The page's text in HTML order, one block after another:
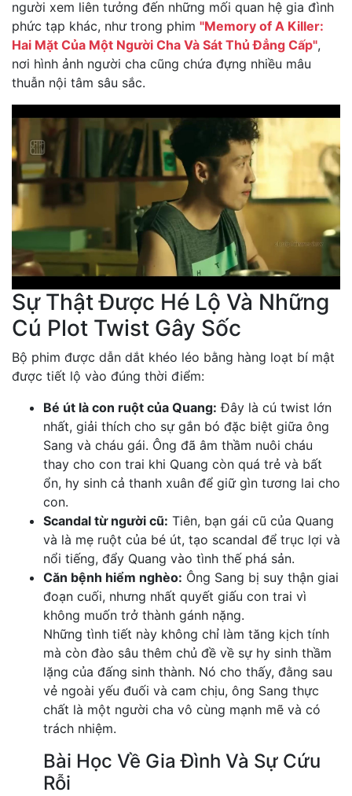
người xem liên tưởng đến những mối quan hệ gia đình
phức tạp khác, như trong phim "Memory of A Killer:
Hai Mặt Của Một Người Cha Và Sát Thủ Đẳng Cấp",
nơi hình ảnh người cha cũng chứa đựng nhiều mâu
thuẫn nội tâm sâu sắc.
Sự Thật Được Hé Lộ Và Những
Cú Plot Twist Gây Sốc
Bộ phim được dẫn dắt khéo léo bằng hàng loạt bí mật
được tiết lộ vào đúng thời điểm:
Bé út là con ruột của Quang: Đây là cú twist lớn
nhất, giải thích cho sự gắn bó đặc biệt giữa ông
Sang và cháu gái. Ông đã âm thầm nuôi cháu
thay cho con trai khi Quang còn quá trẻ và bất
ổn, hy sinh cả thanh xuân để giữ gìn tương lai cho
con.
Scandal từ người cũ: Tiên, bạn gái cũ của Quang
và là mẹ ruột của bé út, tạo scandal để trục lợi và
nổi tiếng, đẩy Quang vào tình thế phá sản.
Căn bệnh hiểm nghèo: Ông Sang bị suy thận giai
đoạn cuối, nhưng nhất quyết giấu con trai vì
không muốn trở thành gánh nặng.
Những tình tiết này không chỉ làm tăng kịch tính
mà còn đào sâu thêm chủ đề về sự hy sinh thầm
lặng của đấng sinh thành. Nó cho thấy, đằng sau
vẻ ngoài yếu đuối và cam chịu, ông Sang thực
chất là một người cha vô cùng mạnh mẽ và có
trách nhiệm.
Bài Học Về Gia Đình Và Sự Cứu
Rỗi